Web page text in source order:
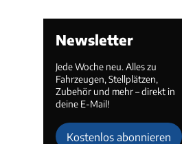
Newsletter
Jede Woche neu. Alles zu
Fahrzeugen, Stellplätzen,
Zubehör und mehr – direkt in
deine E-Mail!
Kostenlos abonnieren